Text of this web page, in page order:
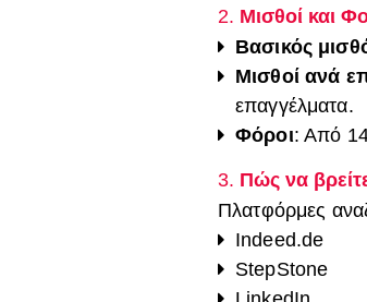
2. Μισθοί και
Βασικός
Μισθοί ανά
επαγγέλματα.
Φόροι: Από
3. Πώς να
Πλατφόρμες
Indeed.de
StepStone